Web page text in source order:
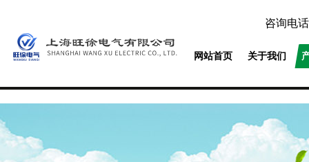
咨询电
网站首页 关于我们